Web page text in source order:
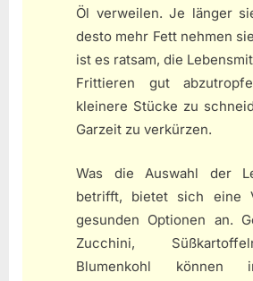
Öl verweilen. Je länger
desto mehr Fett nehmen
ist es ratsam, die
Frittieren gut
kleinere Stücke zu
Garzeit zu verkürzen.
Was die Auswahl der
betrifft, bietet sich eine
gesunden Optionen an.
Zucchini,
Blumenkohl können